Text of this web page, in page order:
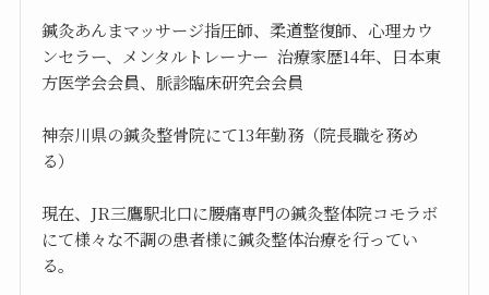
鍼灸あんまマッサージ指圧師、柔道整復師、心理カウ
ンセラー、メンタルトレーナー 治療家歴14年、日本東
方医学会会員、脈診臨床研究会会員
神奈川県の鍼灸整骨院にて13年勤務（院長職を務め
る）
現在、JR三鷹駅北口に腰痛専門の鍼灸整体院コモラボ
にて様々な不調の患者様に鍼灸整体治療を行ってい
る。